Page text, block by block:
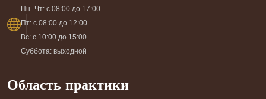
Пн–Чт: с 08:00 до 17:00
Пт: с 08:00 до 12:00
Вс: с 10:00 до 15:00
Суббота: выходной
Область практики